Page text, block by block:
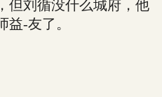
刘循没什么城府，他
-友了。